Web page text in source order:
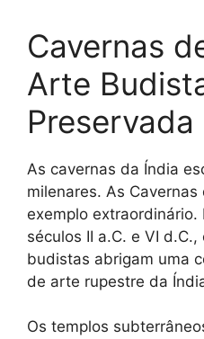
Cavernas
Arte
Preservada
As cavernas da Índia
milenares. As
exemplo extraordinário.
séculos II a.C. e VI
budistas abrigam uma
de arte rupestre da
Os templos